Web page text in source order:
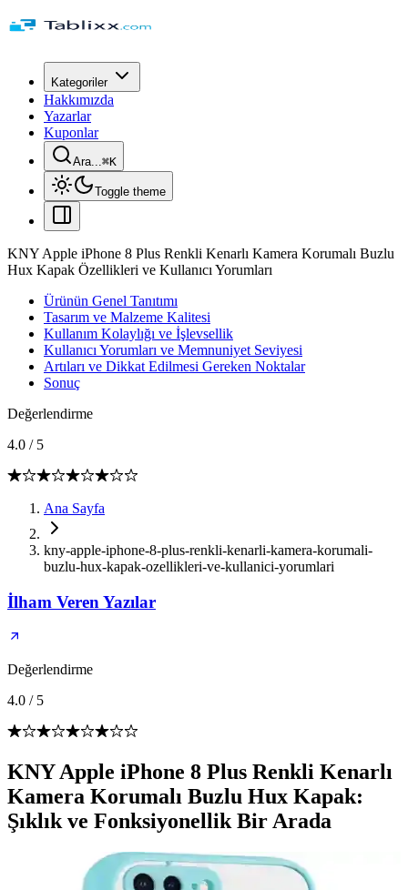
Kategoriler
Hakkımızda
Yazarlar
Kuponlar
Ara...⌘K
Toggle theme
KNY Apple iPhone 8 Plus Renkli Kenarlı Kamera Korumalı Buzlu
Hux Kapak Özellikleri ve Kullanıcı Yorumları
Ürünün Genel Tanıtımı
Tasarım ve Malzeme Kalitesi
Kullanım Kolaylığı ve İşlevsellik
Kullanıcı Yorumları ve Memnuniyet Seviyesi
Artıları ve Dikkat Edilmesi Gereken Noktalar
Sonuç
Değerlendirme
4.0 / 5
Ana Sayfa
kny-apple-iphone-8-plus-renkli-kenarli-kamera-korumali-
buzlu-hux-kapak-ozellikleri-ve-kullanici-yorumlari
İlham Veren Yazılar
Değerlendirme
4.0 / 5
KNY Apple iPhone 8 Plus Renkli Kenarlı
Kamera Korumalı Buzlu Hux Kapak:
Şıklık ve Fonksiyonellik Bir Arada